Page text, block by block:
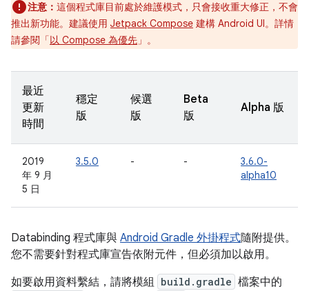
注意： 這個程式庫目前處於維護模式，只會接收重大修正，不會
推出新功能。建議使用 Jetpack Compose 建構 Android UI。詳情
請參閱「以 Compose 為優先 」。
最近
更新
時間
穩定
版
候選
版
Beta
版
Alpha 版
2019
年 9 月
5 日
3.5.0 - -
3.6.0-
alpha10
Databinding 程式庫與 Android Gradle 外掛程式隨附提供。
您不需要針對程式庫宣告依附元件，但必須加以啟用。
如要啟用資料繫結，請將模組 build.gradle 檔案中的